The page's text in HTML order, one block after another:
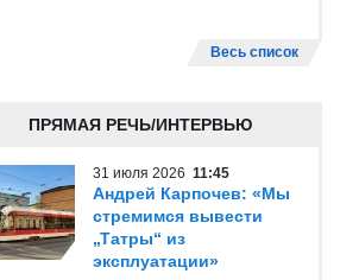
Весь список
ПРЯМАЯ РЕЧЬ/ИНТЕРВЬЮ
31 июля 2026 11:45
Андрей Карпочев: «Мы
стремимся вывести
„Татры“ из
эксплуатации»